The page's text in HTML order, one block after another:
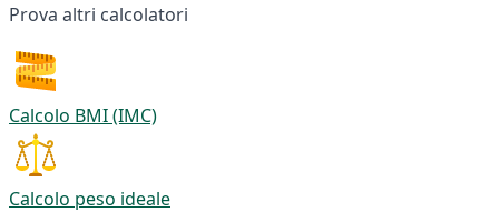
Prova altri calcolatori
Calcolo BMI (IMC)
Calcolo peso ideale